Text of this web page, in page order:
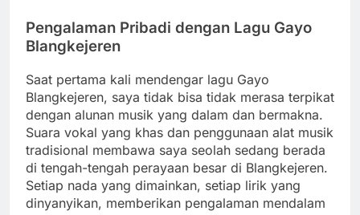
Pengalaman Pribadi dengan Lagu Gayo
Blangkejeren
Saat pertama kali mendengar lagu Gayo
Blangkejeren, saya tidak bisa tidak merasa terpikat
dengan alunan musik yang dalam dan bermakna.
Suara vokal yang khas dan penggunaan alat musik
tradisional membawa saya seolah sedang berada
di tengah-tengah perayaan besar di Blangkejeren.
Setiap nada yang dimainkan, setiap lirik yang
dinyanyikan, memberikan pengalaman mendalam